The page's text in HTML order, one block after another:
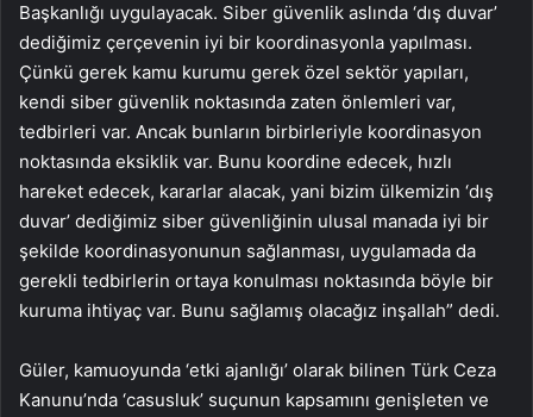
Başkanlığı uygulayacak. Siber güvenlik aslında ‘dış duvar’
dediğimiz çerçevenin iyi bir koordinasyonla yapılması.
Çünkü gerek kamu kurumu gerek özel sektör yapıları,
kendi siber güvenlik noktasında zaten önlemleri var,
tedbirleri var. Ancak bunların birbirleriyle koordinasyon
noktasında eksiklik var. Bunu koordine edecek, hızlı
hareket edecek, kararlar alacak, yani bizim ülkemizin ‘dış
duvar’ dediğimiz siber güvenliğinin ulusal manada iyi bir
şekilde koordinasyonunun sağlanması, uygulamada da
gerekli tedbirlerin ortaya konulması noktasında böyle bir
kuruma ihtiyaç var. Bunu sağlamış olacağız inşallah” dedi.
Güler, kamuoyunda ‘etki ajanlığı’ olarak bilinen Türk Ceza
Kanunu’nda ‘casusluk’ suçunun kapsamını genişleten ve